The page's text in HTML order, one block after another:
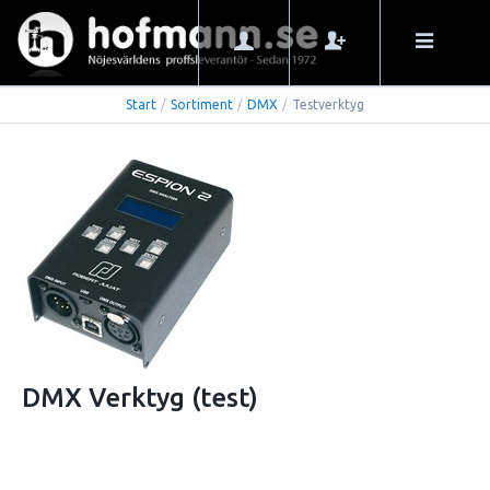
Start / Sortiment / DMX / Testverktyg
DMX Verktyg (test)